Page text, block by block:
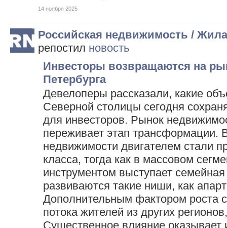
14 ноября 2025
Российская недвижимость /
репостил новость
Инвесторы возвращаются на
Петербурга
Девелоперы рассказали, какие
Северной столицы сегодня
для инвесторов. Рынок
переживает этап трансформации.
недвижимости двигателем стали
класса, тогда как в массовом
инструментом выступает
развиваются такие ниши, как
Дополнительным фактором роста
потока жителей из других
Существенное влияние оказывает